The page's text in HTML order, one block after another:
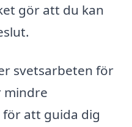
gör att du kan
svetsarbeten för
mindre
att guida dig